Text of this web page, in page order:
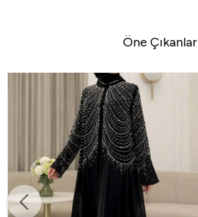
Öne Çıkanlar